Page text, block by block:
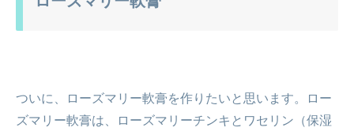
ついに、ローズマリー軟膏を作りたいと思います。ロー
ズマリー軟膏は、ローズマリーチンキとワセリン（保湿